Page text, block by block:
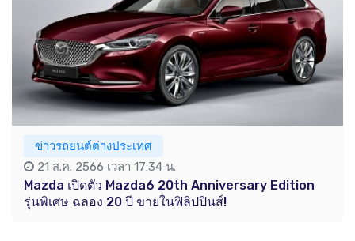
ข่าวรถยนต์ต่างประเทศ
21 ส.ค. 2566 เวลา 17:34 น.
Mazda เปิดตัว Mazda6 20th Anniversary Edition
รุ่นพิเศษ ฉลอง 20 ปี ขายในฟิลิปปินส์!